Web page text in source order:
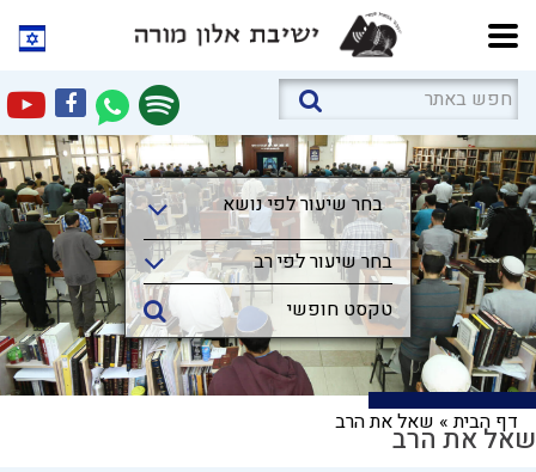
בחר שיעור לפי נושא
בחר שיעור לפי נושא
בחר שיעור לפי רב
דף הבית» שאל את הרבשאל את הרב